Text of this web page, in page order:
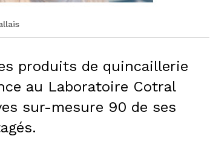
produits de quincaillerie
au Laboratoire Cotral
sur-mesure 90 de ses